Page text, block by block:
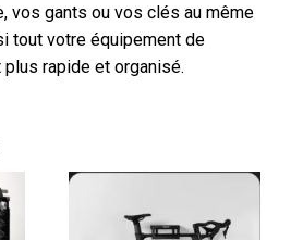
vos gants ou vos clés au même
tout votre équipement de
rapide et organisé.